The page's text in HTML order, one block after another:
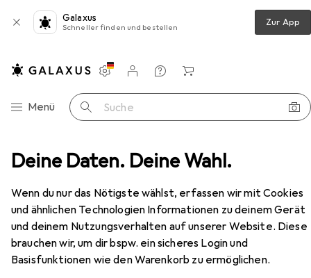
Deine Daten. Deine Wahl.
Wenn du nur das Nötigste wählst, erfassen wir mit Cookies
und ähnlichen Technologien Informationen zu deinem Gerät
und deinem Nutzungsverhalten auf unserer Website. Diese
brauchen wir, um dir bspw. ein sicheres Login und
Basisfunktionen wie den Warenkorb zu ermöglichen.
Galaxus
Schneller finden und bestellen Zur App
Navigation nach Kategorien
Menü Suche
Einstellungen
Kundenkonto
Vergleichslisten
Merklisten
Warenkorb
Burg Wächter Sicherheitsschrank Combi-Line CL 420 E
EUR
512,01
Burg Wächter Sicherheitsschrank
Combi-Line CL 420 E
27 l